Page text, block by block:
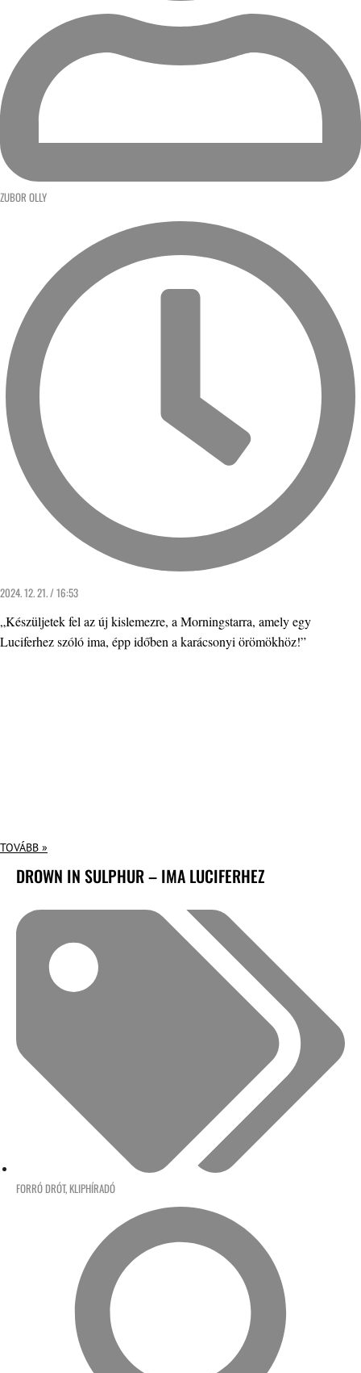
ZUBOR OLLY
2024. 12. 21. / 16:53
„Készüljetek fel az új kislemezre, a Morningstarra, amely egy
Luciferhez szóló ima, épp időben a karácsonyi örömökhöz!”
TOVÁBB »
DROWN IN SULPHUR – IMA LUCIFERHEZ
FORRÓ DRÓT, KLIPHÍRADÓ